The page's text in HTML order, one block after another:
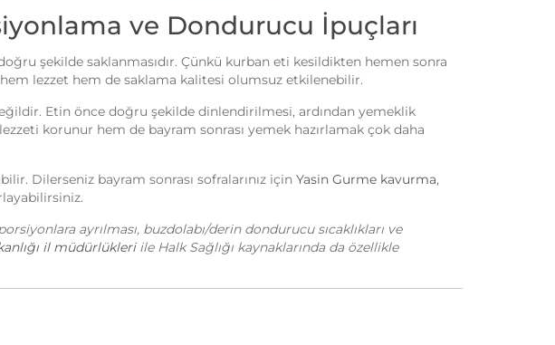
ve Dondurucu İpuçları
şekilde saklanmasıdır. Çünkü kurban eti kesildikten hemen sonra
lezzet hem de saklama kalitesi olumsuz etkilenebilir.
Etin önce doğru şekilde dinlendirilmesi, ardından yemeklik
korunur hem de bayram sonrası yemek hazırlamak çok daha
Dilerseniz bayram sonrası sofralarınız için Yasin Gurme kavurma,
ayrılması, buzdolabı/derin dondurucu sıcaklıkları ve
il müdürlükleriile Halk Sağlığı kaynaklarında da özellikle